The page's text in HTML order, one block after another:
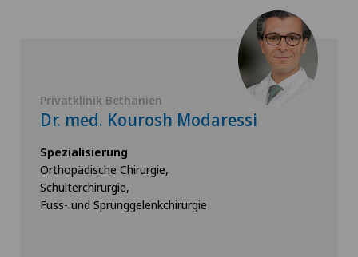
Privatklinik Bethanien
Dr. med. Kourosh Modaressi
Spezialisierung
Orthopädische Chirurgie,
Schulterchirurgie,
Fuss- und Sprunggelenkchirurgie